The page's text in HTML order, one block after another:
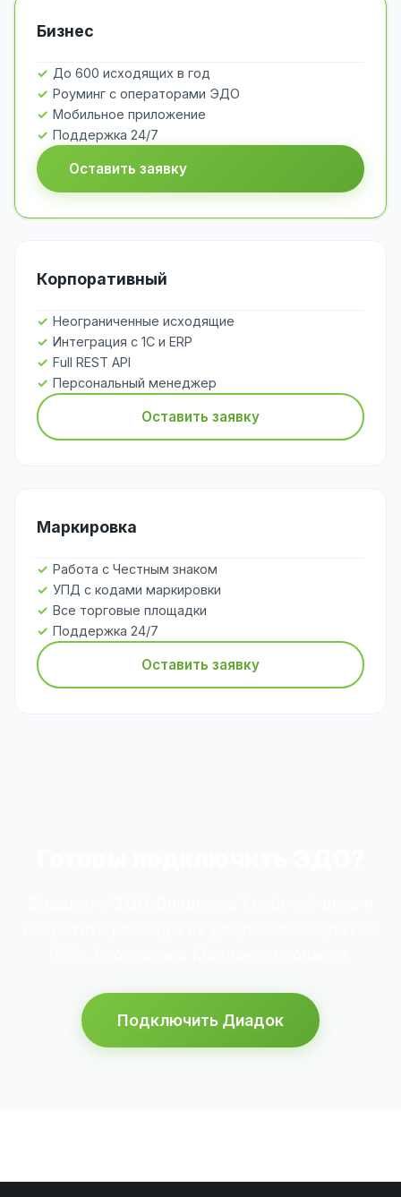
Бизнес
До 600 исходящих в год
Роуминг с операторами ЭДО
Мобильное приложение
Поддержка 24/7
Оставить заявку
Корпоративный
Неограниченные исходящие
Интеграция с 1С и ERP
Full REST API
Персональный менеджер
Оставить заявку
Маркировка
Работа с Честным знаком
УПД с кодами маркировки
Все торговые площадки
Поддержка 24/7
Оставить заявку
Подключить Диадок